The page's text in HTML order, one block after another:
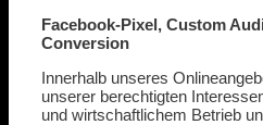
Facebook-Pixel, Custom
Conversion
Innerhalb unseres
unserer berechtigten
und wirtschaftlichem Betrieb